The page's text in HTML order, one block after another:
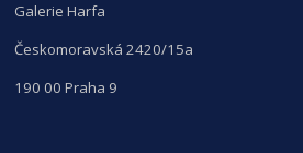
Galerie Harfa
Českomoravská 2420/15a
190 00 Praha 9